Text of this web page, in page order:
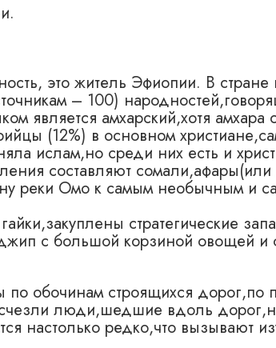
это житель Эфиопии. В
– 100)
является амхарский,хотя
(12%) в основном
ислам,но среди них есть и
составляют
реки Омо к самым необычным и
стратегические
с большой корзиной овощей и
обочинам строящихся дорог,по
люди,шедшие вдоль
настолько редко,что вызывают